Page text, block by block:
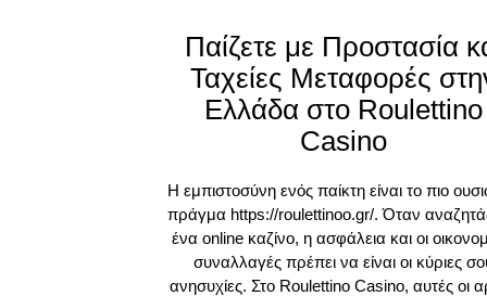
Παίζετε με Προστασία
Ταχείες Μεταφορές
Ελλάδα στο Roulettino
Casino
Η εμπιστοσύνη ενός παίκτη είναι το πιο
πράγμα https://roulettinoo.gr/. Όταν
ένα online καζίνο, η ασφάλεια και οι
συναλλαγές πρέπει να είναι οι κύριες
ανησυχίες. Στο Roulettino Casino, αυτές οι